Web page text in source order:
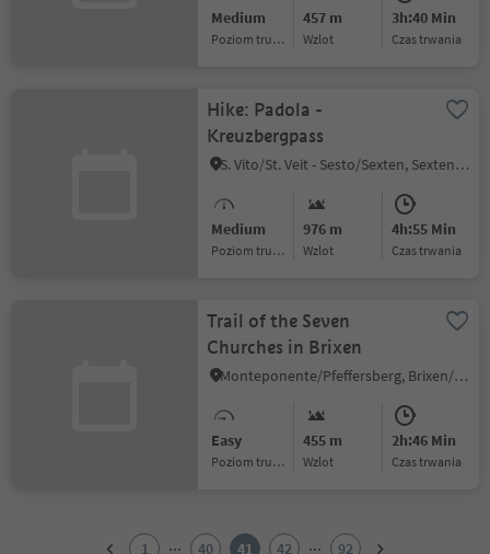
Medium
Poziom trudności
457 m
Wzlot
3h:40 Min
czas trwania
Hike: Padola -
Kreuzbergpass
S. Vito/St. Veit - Sesto/Sexten, Sexten/Sesto, Dolomites Region 3 Zinnen
Medium
Poziom trudności
976 m
Wzlot
4h:55 Min
czas trwania
Trail of the Seven
Churches in Brixen
Monteponente/Pfeffersberg, Brixen/Bressanone, Brixen/Bressanone and environs
Easy
Poziom trudności
455 m
Wzlot
2h:46 Min
czas trwania
1 ... 40 41 42 ...
92